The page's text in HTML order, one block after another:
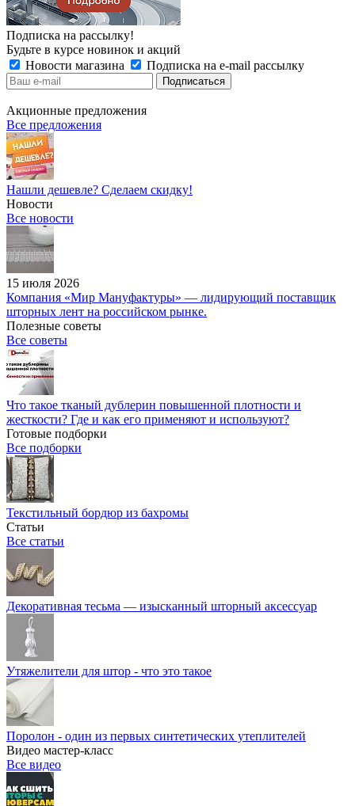
Подписка на рассылку!
Будьте в курсе новинок и акций
Новости магазина
Подписка на e-mail рассылку
Акционные предложения
Все предложения
Нашли дешевле? Сделаем скидку!
Новости
Все новости
15 июля 2026
Компания «Мир Мануфактуры» — лидирующий поставщик
шторных лент на российском рынке.
Полезные советы
Все советы
Что такое тканый дублерин повышенной плотности и
жесткости? Где и как его применяют и используют?
Готовые подборки
Все подборки
Текстильный бордюр из бахромы
Статьи
Все статьи
Декоративная тесьма — изысканный шторный аксессуар
Утяжелители для штор - что это такое
Поролон - один из первых синтетических утеплителей
Видео мастер-класс
Все видео